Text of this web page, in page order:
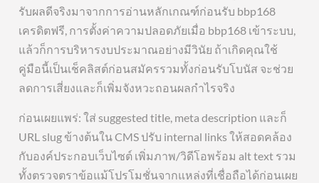
รับผลดีจริงมาจากการอ่านหลักเกณฑ์ก่อนรับ bbp168
เครดิตฟรี, การตั้งค่าความปลอดภัยเมื่อ bbp168 เข้าระบบ,
แล้วก็การบริหารงบประมาณอย่างมีวินัย ถ้าเกิดคุณใช้
คู่มือนี้เป็นเช็คลิสต์ก่อนสมัครรวมทั้งก่อนรับโบนัส จะช่วย
ลดการเสี่ยงและก็เพิ่มจังหวะถอนผลกำไรจริง
ก่อนเผยแพร่: ใส่ suggested title, meta description และก็
URL slug ข้างต้นใน CMS ปรับ internal links ให้สอดคล้อง
กับองค์ประกอบเว็บไซต์ เพิ่มภาพ/วิดีโอพร้อม alt text รวม
ทั้งตรวจตราข้อแม้โปรโมชั่นจากแหล่งที่เชื่อถือได้ก่อนเผย